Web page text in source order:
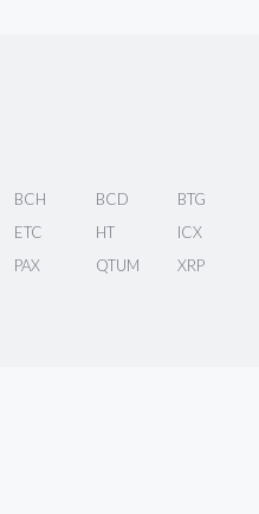
BCH BCD BTG
ETC HT ICX
PAX QTUM XRP